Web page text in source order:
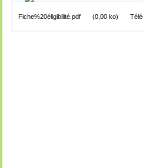
Fiche%20éligibilité.pdf (0,00 ko)